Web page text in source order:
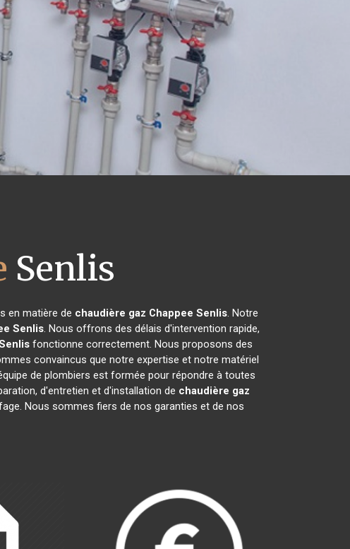
Senlis
en matière de chaudière gaz Chappee Senlis. Notre
Senlis. Nous offrons des délais d'intervention rapide,
fonctionne correctement. Nous proposons des
convaincus que notre expertise et notre matériel
de plombiers est formée pour répondre à toutes
d'entretien et d'installation de chaudière gaz
Nous sommes fiers de nos garanties et de nos